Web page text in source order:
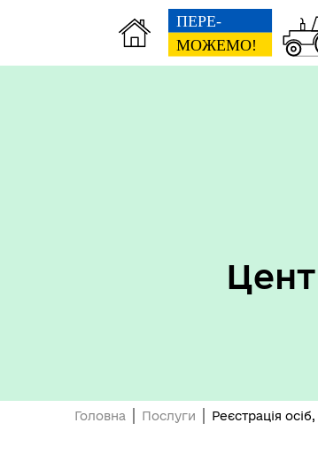
Головна Послуги Реєстрація